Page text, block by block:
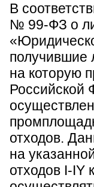
В
№ 99-ФЗ о
получившие
на которую
Российской
отходов.
на
отходов I-